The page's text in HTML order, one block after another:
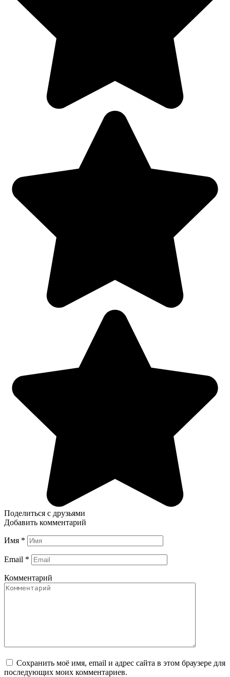
Поделиться с друзьями
Добавить комментарий
Имя *
Email *
Комментарий
Сохранить моё имя, email и адрес сайта в этом браузере для
последующих моих комментариев.